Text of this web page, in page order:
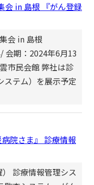
会 in 島根 『がん登録
会 in 島根
期：2024年6月13
市民会館 弊社は診
ステム）を展示予定
院さま』 診療情報
診療情報管理シス